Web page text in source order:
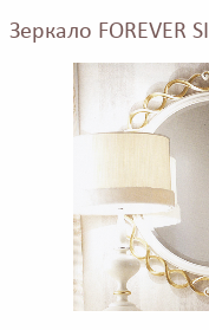
Зеркало FOREVER